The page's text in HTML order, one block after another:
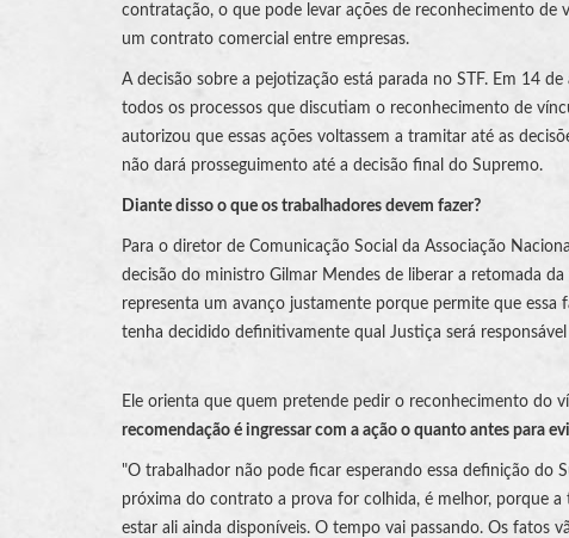
contratação, o que pode levar ações de reconhecimento de
um contrato comercial entre empresas.
A decisão sobre a pejotização está parada no STF. Em 14
todos os processos que discutiam o reconhecimento de
autorizou que essas ações voltassem a tramitar até as
não dará prosseguimento até a decisão final do Supremo.
Diante disso o que os trabalhadores devem fazer?
Para o diretor de Comunicação Social da Associação
decisão do ministro Gilmar Mendes de liberar a retomada
representa um avanço justamente porque permite que essa
tenha decidido definitivamente qual Justiça será responsável
Ele orienta que quem pretende pedir o reconhecimento do
recomendação é ingressar com a ação o quanto antes para
"O trabalhador não pode ficar esperando essa definição do
próxima do contrato a prova for colhida, é melhor, porque
estar ali ainda disponíveis. O tempo vai passando. Os fatos